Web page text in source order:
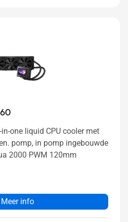
one liquid CPU cooler met
pomp, in pomp ingebouwde
2000 PWM 120mm
Meer info